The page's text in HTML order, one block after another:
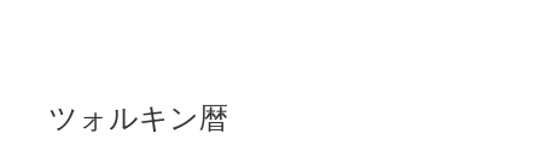
ツォルキン暦